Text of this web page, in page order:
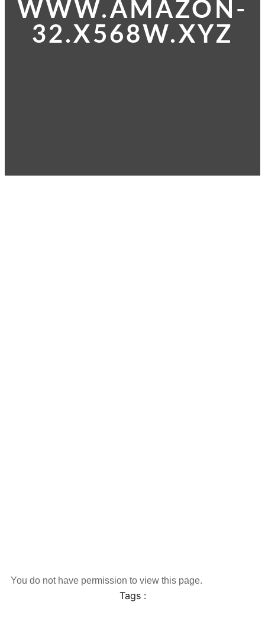
WWW.AMAZON-
32.X568W.XYZ
You do not have permission to view this page.
Tags :